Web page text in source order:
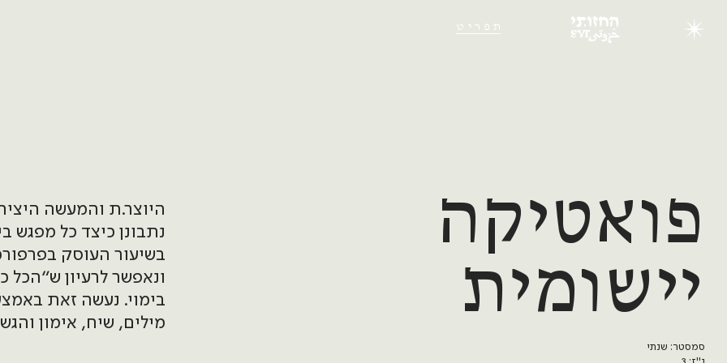
תפריט
פואטיקה
יישומית
סמסטר: שנתי
היוצר.ת והמעשה
נתבונן כיצד כל מפגש
בשיעור העוסק
ונאפשר לרעיון ש״הכל
בימוי. נעשה זאת
מילים, שיח, אימון